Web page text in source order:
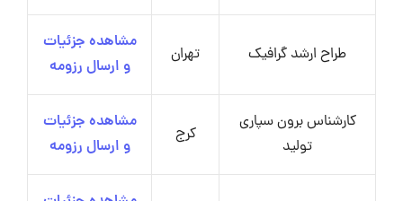
طراح ارشد گرافیک تهران
مشاهده جزئیات
و ارسال رزومه
کارشناس برون سپاری
تولید
کرج
مشاهده جزئیات
و ارسال رزومه